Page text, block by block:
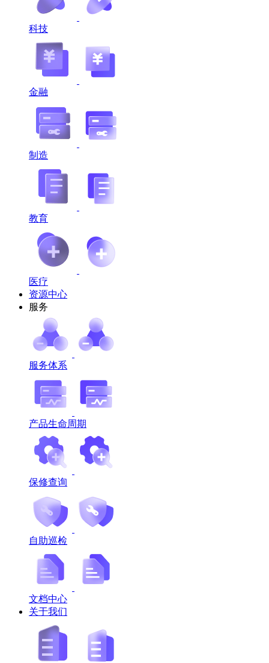
科技
金融
制造
教育
医疗
资源中心
服务
服务体系
产品生命周期
保修查询
自助巡检
文档中心
关于我们